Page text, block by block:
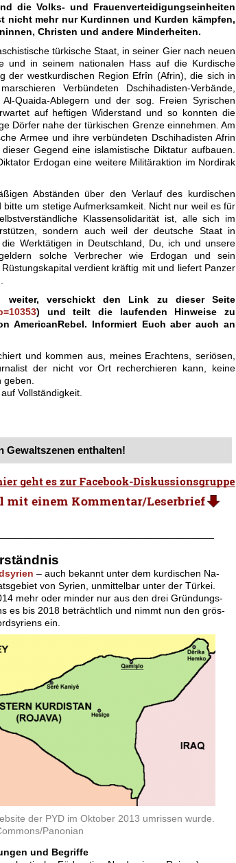
die Volks- und Frauenverteidigungseinheiten
nicht mehr nur Kurdinnen und Kurden kämpfen,
Christen und andere Minderheiten.
türkische Staat, in seiner Gier nach neuen
und in seinem nationalen Hass auf die Kurdische
der westkurdischen Region Efrîn (Afrin), die sich in
Verbündeten Dschihadisten-Verbände,
Quaida-Ablegern und der sog. Freien Syrischen
auf heftigen Widerstand und so konnten die
Dörfer nahe der türkischen Grenze einnehmen. Am
Armee und ihre verbündeten Dschihadisten Afrin
Gegend eine islamistische Diktatur aufbauen.
Erdogan eine weitere Militäraktion im Nordirak
Abständen über den Verlauf des kurdischen
um stetige Aufmerksamkeit. Nicht nur weil es für
Klassensolidarität ist, alle sich im
sondern auch weil der deutsche Staat in
Werktätigen in Deutschland, Du, ich und unsere
solche Verbrecher wie Erdogan und sein
verdient kräftig mit und liefert Panzer
weiter, verschickt den Link zu dieser Seite
) und teilt die laufenden Hinweise zu
AmericanRebel. Informiert Euch aber auch an
und kommen aus, meines Erachtens, seriösen,
der nicht vor Ort recherchieren kann, keine
Vollständigkeit.
Gewaltszenen enthalten!
– auch bekannt unter dem kurdischen Na-
von Syrien, unmittelbar unter der Türkei.
mehr oder minder nur aus den drei Gründungs-
es bis 2018 beträchtlich und nimmt nun den grös-
ein.
der PYD im Oktober 2013 umrissen wurde.
Panonian
und Begriffe